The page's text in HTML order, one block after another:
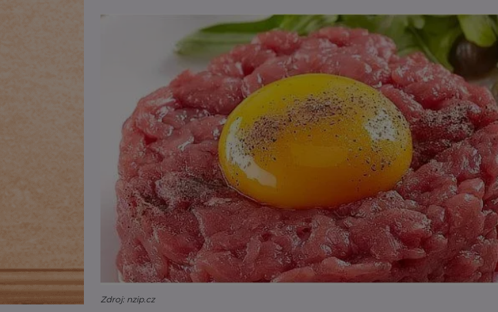
Zdroj: nzip.cz